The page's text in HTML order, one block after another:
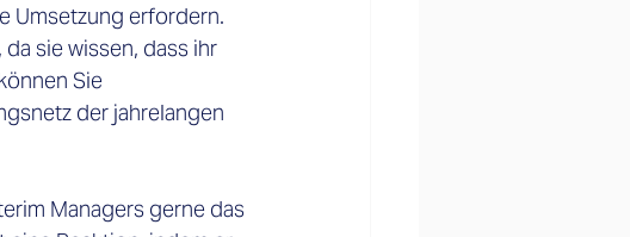
Umsetzung erfordern.
sie wissen, dass ihr
Sie
der jahrelangen
Managers gerne das